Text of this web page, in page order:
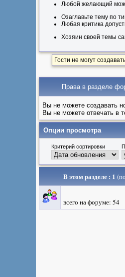
Любой желающий
Озаглавьте тему по
Любая критика
Хозяин своей темы
Гости не могут
Права в разделе
Вы не можете создавать
Вы не можете отвечать в
Опции просмотра
Критерий сортировки
В этом разделе : 1
всего на форуме: 54